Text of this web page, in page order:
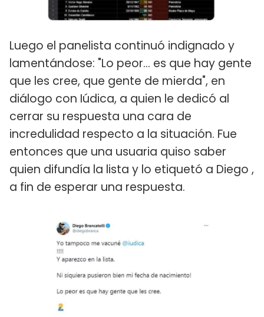
Luego el panelista continuó indignado y
lamentándose: "Lo peor... es que hay gente
que les cree, que gente de mierda", en
diálogo con Iúdica, a quien le dedicó al
cerrar su respuesta una cara de
incredulidad respecto a la situación. Fue
entonces que una usuaria quiso saber
quien difundía la lista y lo etiquetó a Diego ,
a fin de esperar una respuesta.